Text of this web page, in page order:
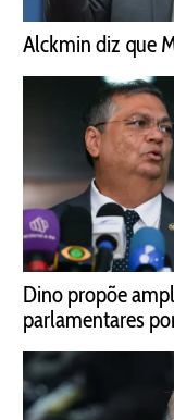
Alckmin diz que
Dino propõe
parlamentares